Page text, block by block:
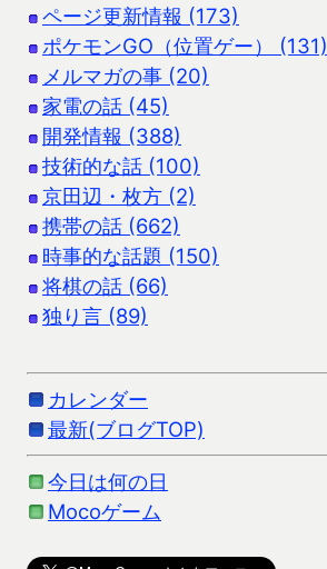
ページ更新情報 (173)
ポケモンGO（位置ゲー） (131)
メルマガの事 (20)
家電の話 (45)
開発情報 (388)
技術的な話 (100)
京田辺・枚方 (2)
携帯の話 (662)
時事的な話題 (150)
将棋の話 (66)
独り言 (89)
カレンダー
最新(ブログTOP)
今日は何の日
Mocoゲーム